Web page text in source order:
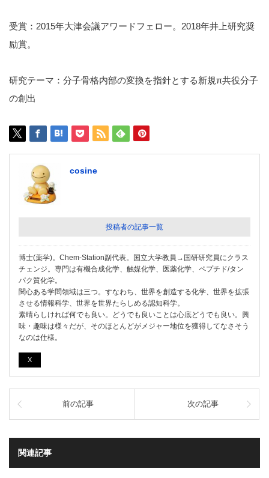
受賞：2015年大津会議アワードフェロー。2018年井上研究奨
励賞。
研究テーマ：分子骨格内部の変換を指針とする新規π共役分子
の創出
cosine
投稿者の記事一覧
博士(薬学)。Chem-Station副代表。国立大学教員→国研研究員にクラス
チェンジ。専門は有機合成化学、触媒化学、医薬化学、ペプチド/タン
パク質化学。
関心ある学問領域は三つ。すなわち、世界を創造する化学、世界を拡張
させる情報科学、世界を世界たらしめる認知科学。
素晴らしければ何でも良い。どうでも良いことは心底どうでも良い。興
味・趣味は様々だが、そのほとんどがメジャー地位を獲得してなさそう
なのは仕様。
X
前の記事 次の記事
関連記事